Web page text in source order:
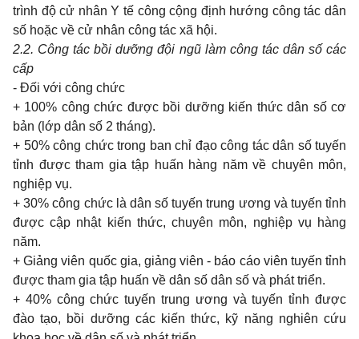
trình độ cử nhânY tế công cộng định hướng công tác dân
số hoặc về cử nhân công tác xã hội.
2.2. Công tác bồi dưỡng đội ngũ làm công tác dân số các
cấp
- Đối với công chức
+ 100% công chức được bồi dưỡng kiến thức dân số cơ
bản (lớp dân số 2 tháng).
+ 50% công chức trong ban chỉ đạo công tác dân số tuyến
tỉnh được tham gia tập huấn hàng năm về chuyên môn,
nghiệp vụ.
+ 30%công chức là dân số tuyếntrung ương và tuyến tỉnh
được cập nhật kiến thức, chuyên môn, nghiệp vụ hàng
năm.
+Giảng viên quốc gia, giảng viên- báo cáo viên tuyến tỉnh
được tham gia tập huấn về dân số dân số và phát triển.
+ 40% công chức tuyếntrung ương và tuyến tỉnh được
đào tạo, bồi dưỡng các kiến thức, kỹ năng nghiên cứu